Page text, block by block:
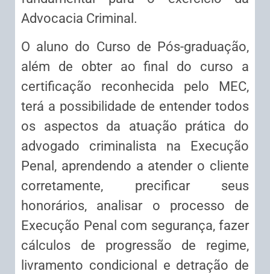
Advocacia Criminal.
O aluno do Curso de Pós-graduação,
além de obter ao final do curso a
certificação reconhecida pelo MEC,
terá a possibilidade de entender todos
os aspectos da atuação prática do
advogado criminalista na Execução
Penal, aprendendo a atender o cliente
corretamente, precificar seus
honorários, analisar o processo de
Execução Penal com segurança, fazer
cálculos de progressão de regime,
livramento condicional e detração de